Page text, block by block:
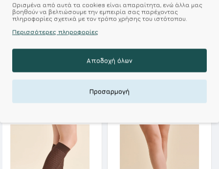
Kalimeratzis Underwear : Προϊόντα Σχεδιασμένα για
Αξεπέραστη Αντοχή
Απολαύστε Υφάσματα Φιλικά Προς το Δέρμα & Ανώτερη
Ποιότητα σε Προσιτές τιμές
ΣΧΕΤΙΚΑ ΠΡΟΪΟΝΤΑ
Ορισμένα από αυτά τα cookies είναι απαραίτητα, ενώ άλλα μας
βοηθούν να βελτιώσουμε την εμπειρία σας παρέχοντας
πληροφορίες σχετικά με τον τρόπο χρήσης του ιστότοπου.
Περισσότερες πληροφορίες
Αποδοχή όλων
Προσαρμογή